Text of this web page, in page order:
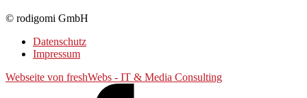
© rodigomi GmbH
Datenschutz
Impressum
Webseite von freshWebs - IT & Media Consulting